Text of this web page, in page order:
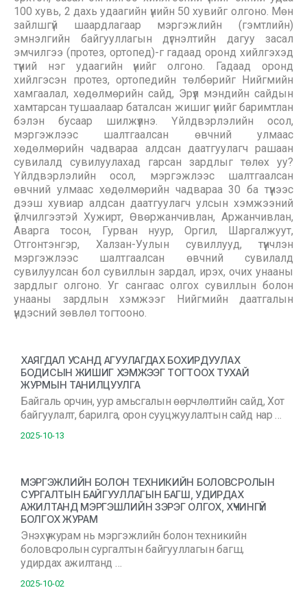
100 хувь, 2 дахь удаагийн үнийн 50 хувийг олгоно. Мөн
зайлшгүй шаардлагаар мэргэжлийн (гэмтлийн)
эмнэлгийн байгууллагын дүгнэлтийн дагуу засал
эмчилгээ (протез, ортопед)-г гадаад оронд хийлгэхэд
түүний нэг удаагийн үнийг олгоно. Гадаад оронд
хийлгэсэн протез, ортопедийн төлбөрийг Нийгмийн
хамгаалал, хөдөлмөрийн сайд, Эрүүл мэндийн сайдын
хамтарсан тушаалаар баталсан жишиг үнийг баримтлан
бэлэн бусаар шилжүүлнэ. Үйлдвэрлэлийн осол,
мэргэжлээс шалтгаалсан өвчний улмаас
хөдөлмөрийн чадвараа алдсан даатгуулагч рашаан
сувилалд сувилуулахад гарсан зардлыг төлөх уу?
Үйлдвэрлэлийн осол, мэргэжлээс шалтгаалсан
өвчний улмаас хөдөлмөрийн чадвараа 30 ба түүнээс
дээш хувиар алдсан даатгуулагч улсын хэмжээний
үйлчилгээтэй Хужирт, Өвөржанчивлан, Аржанчивлан,
Аварга тосон, Гурван нуур, Оргил, Шаргалжуут,
Отгонтэнгэр, Халзан-Уулын сувиллууд, түүнчлэн
мэргэжлээс шалтгаалсан өвчний сувилалд
сувилуулсан бол сувиллын зардал, ирэх, очих унааны
зардлыг олгоно. Уг сангаас олгох сувиллын болон
унааны зардлын хэмжээг Нийгмийн даатгалын
үндэсний зөвлөл тогтооно.
ХАЯГДАЛ УСАНД АГУУЛАГДАХ БОХИРДУУЛАХ
БОДИСЫН ЖИШИГ ХЭМЖЭЭГ ТОГТООХ ТУХАЙ
ЖУРМЫН ТАНИЛЦУУЛГА
Байгаль орчин, уур амьсгалын өөрчлөлтийн сайд, Хот
байгуулалт, барилга, орон сууцжуулалтын сайд нар …
2025-10-13
МЭРГЭЖЛИЙН БОЛОН ТЕХНИКИЙН БОЛОВСРОЛЫН
СУРГАЛТЫН БАЙГУУЛЛАГЫН БАГШ, УДИРДАХ
АЖИЛТАНД МЭРГЭШЛИЙН ЗЭРЭГ ОЛГОХ, ХҮЧИНГҮЙ
БОЛГОХ ЖУРАМ
Энэхүү журам нь мэргэжлийн болон техникийн
боловсролын сургалтын байгууллагын багш,
удирдах ажилтанд …
2025-10-02